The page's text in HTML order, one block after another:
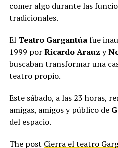
comer algo durante las
tradicionales.
El Teatro Gargantúafue
1999 porRicardo Arauz y
buscaban transformar una
teatro propio.
Este sábado, a las 23 horas,
amigas, amigos y público de
del espacio.
The post Cierra el teatro